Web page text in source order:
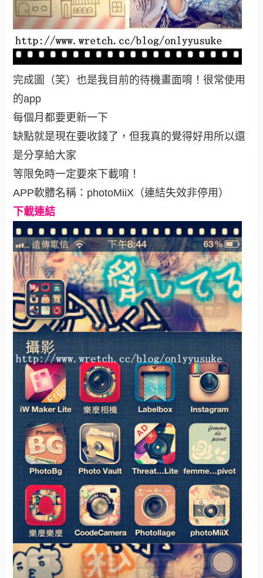
完成圖（笑）也是我目前的待機畫面唷！很常使用
的app
每個月都要更新一下
缺點就是現在要收錢了，但我真的覺得好用所以還
是分享給大家
等限免時一定要來下載唷！
APP軟體名稱：photoMiiX（連結失效非停用）
下載連結